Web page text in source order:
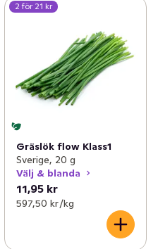
2 för 21 kr
Gräslök flow Klass1
Sverige, 20 g
Välj & blanda
11,95 kr
597,50 kr /kg